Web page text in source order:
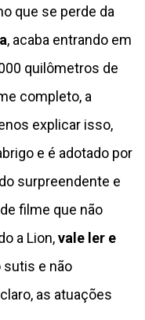
que se perde da
, acaba entrando em
quilômetros de
completo, a
explicar isso,
e é adotado por
surpreendente e
filme que não
a Lion,vale ler e
sutis e não
as atuações